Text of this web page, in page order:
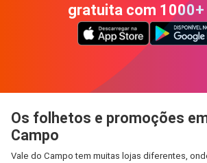
gratuita com 1000+
Os folhetos e promoções
Campo
Vale do Campo tem muitas lojas diferentes,